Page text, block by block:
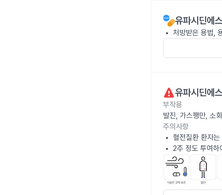
유파시딘에
처방받은 용법,
유파시딘에
부작용
발진, 가스팽만, 소
주의사항
혈전질환 환자
2주 정도 투여하